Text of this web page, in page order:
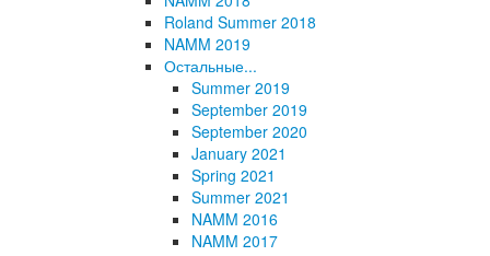
Roland Summer 2018
NAMM 2019
Остальные...
Summer 2019
September 2019
September 2020
January 2021
Spring 2021
Summer 2021
NAMM 2016
NAMM 2017